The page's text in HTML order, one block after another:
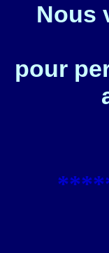
Nous
pour